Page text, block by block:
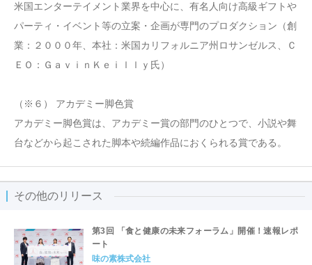
米国エンターテイメント業界を中心に、有名人向け高級ギフトや
パーティ・イベント等の立案・企画が専門のプロダクション（創
業：２０００年、本社：米国カリフォルニア州ロサンゼルス、Ｃ
ＥＯ：ＧａｖｉｎＫｅｉｌｌｙ氏）
（※６） アカデミー脚色賞
アカデミー脚色賞は、アカデミー賞の部門のひとつで、小説や舞
台などから起こされた脚本や続編作品におくられる賞である。
その他のリリース
第3回 「食と健康の未来フォーラム」開催！速報レポ
ート
味の素株式会社